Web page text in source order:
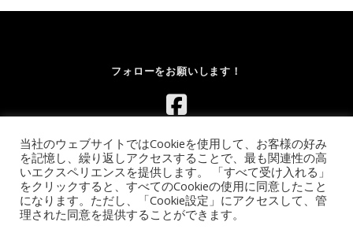
フォローをお願いします！
Copyright © 2026 レンタルボルダリングウォール.com｜イベント
当社のウェブサイトではCookieを使用して、お客様の好み
を記憶し、繰り返しアクセスすることで、最も関連性の高
いエクスペリエンスを提供します。 「すべて受け入れる」
をクリックすると、すべてのCookieの使用に同意したこと
になります。ただし、「Cookie設定」にアクセスして、管
理された同意を提供することができます。